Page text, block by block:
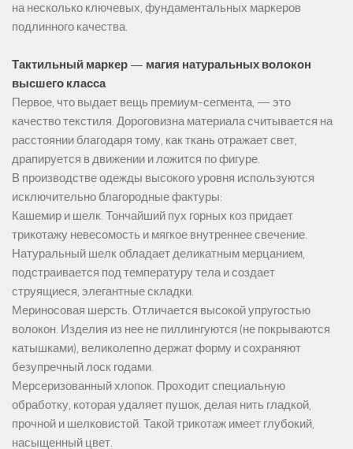
на несколько ключевых, фундаментальных маркеров
подлинного качества.
Тактильный маркер — магия натуральных волокон
высшего класса
Первое, что выдает вещь премиум-сегмента, — это
качество текстиля. Дороговизна материала считывается на
расстоянии благодаря тому, как ткань отражает свет,
драпируется в движении и ложится по фигуре.
В производстве одежды высокого уровня используются
исключительно благородные фактуры:
Кашемир и шелк. Тончайший пух горных коз придает
трикотажу невесомость и мягкое внутреннее свечение.
Натуральный шелк обладает деликатным мерцанием,
подстраивается под температуру тела и создает
струящиеся, элегантные складки.
Мериносовая шерсть. Отличается высокой упругостью
волокон. Изделия из нее не пиллингуются (не покрываются
катышками), великолепно держат форму и сохраняют
безупречный лоск годами.
Мерсеризованный хлопок. Проходит специальную
обработку, которая удаляет пушок, делая нить гладкой,
прочной и шелковистой. Такой трикотаж имеет глубокий,
насыщенный цвет.